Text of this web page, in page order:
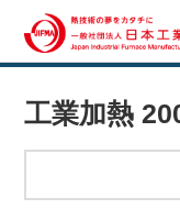
工業加熱